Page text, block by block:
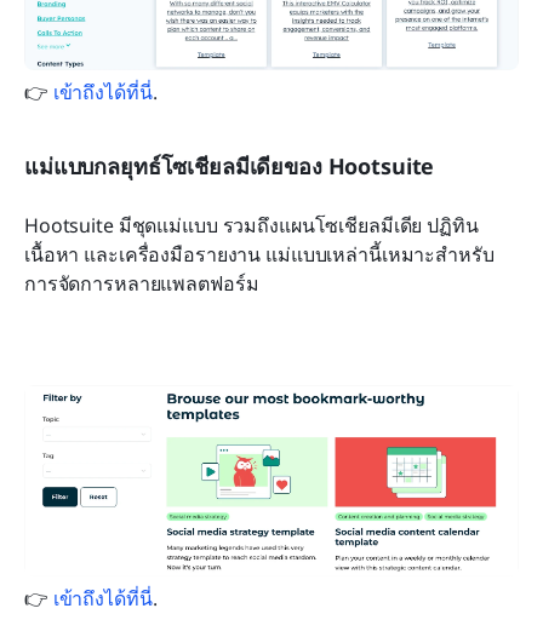
👉 เข้าถึงได้ที่นี่.
แม่แบบกลยุทธ์โซเชียลมีเดียของ Hootsuite
Hootsuite มีชุดแม่แบบ รวมถึงแผนโซเชียลมีเดีย ปฏิทิน
เนื้อหา และเครื่องมือรายงาน แม่แบบเหล่านี้เหมาะสำหรับ
การจัดการหลายแพลตฟอร์ม
👉 เข้าถึงได้ที่นี่.